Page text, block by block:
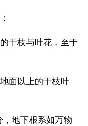
干枝与叶花，至于
面以上的干枝叶
地下根系如万物